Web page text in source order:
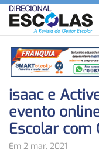
isaac e
evento
Escolar com
Em 2 mar, 2021